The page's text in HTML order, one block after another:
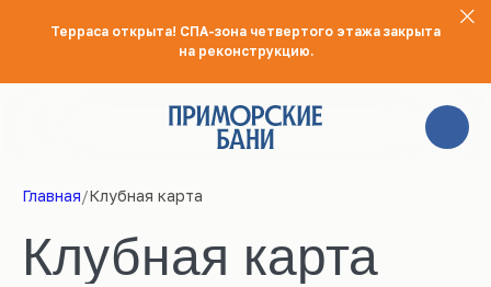
Терраса открыта! СПА-зона четвертого этажа закрыта
на реконструкцию.
Главная/Клубная карта
Клубная карта